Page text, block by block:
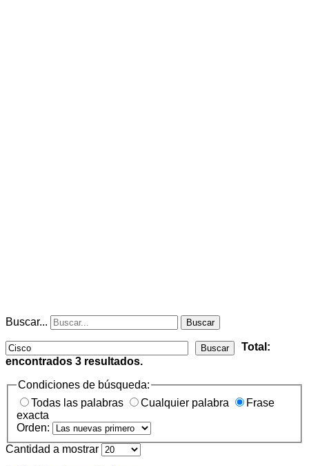
Buscar... Buscar
Buscar
Total:
encontrados 3 resultados.
Condiciones de búsqueda:
Todas las palabras
Cualquier palabra
Frase
exacta
Orden:
Cantidad a mostrar